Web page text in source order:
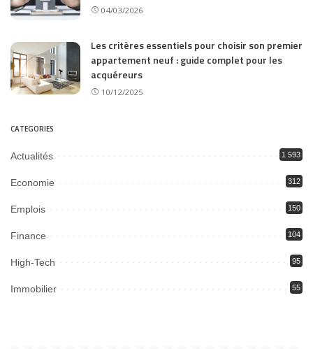
04/03/2026
Les critères essentiels pour choisir son premier
appartement neuf : guide complet pour les
acquéreurs
10/12/2025
CATEGORIES
Actualités 1 593
Economie 312
Emplois 150
Finance 104
High-Tech 95
Immobilier 55